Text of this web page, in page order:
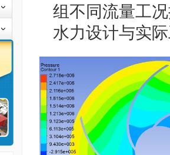
组不同流量工
水力设计与实